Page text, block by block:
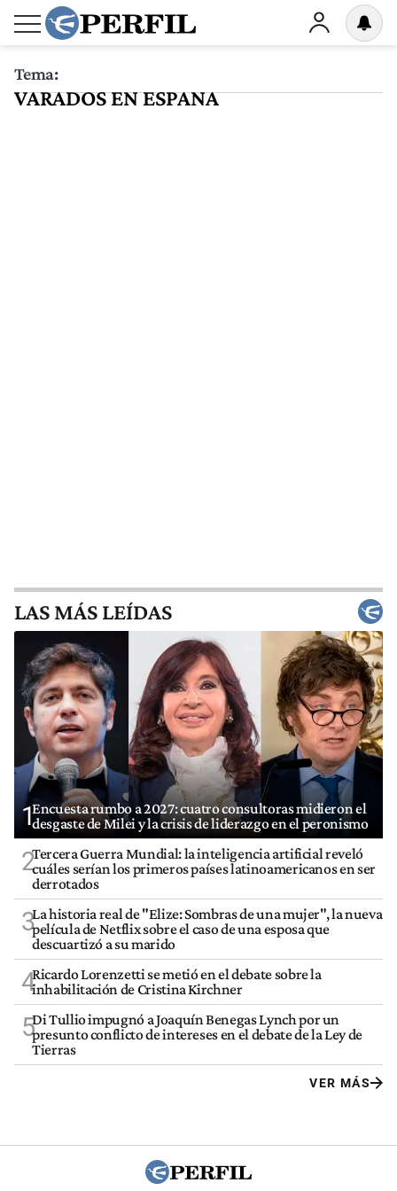
Tema:
VARADOS EN ESPANA
LAS MÁS LEÍDAS
1Encuesta rumbo a 2027: cuatro consultoras midieron el
desgaste de Milei y la crisis de liderazgo en el peronismo
2Tercera Guerra Mundial: la inteligencia artificial reveló
cuáles serían los primeros países latinoamericanos en ser
derrotados
3La historia real de "Elize: Sombras de una mujer", la nueva
película de Netflix sobre el caso de una esposa que
descuartizó a su marido
4Ricardo Lorenzetti se metió en el debate sobre la
inhabilitación de Cristina Kirchner
5Di Tullio impugnó a Joaquín Benegas Lynch por un
presunto conflicto de intereses en el debate de la Ley de
Tierras
VER MÁS